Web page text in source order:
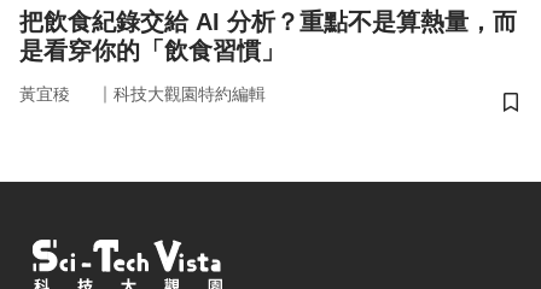
把飲食紀錄交給 AI 分析？重點不是算熱量，而
是看穿你的「飲食習慣」
黃宜稜 ｜ 科技大觀園特約編輯
儲